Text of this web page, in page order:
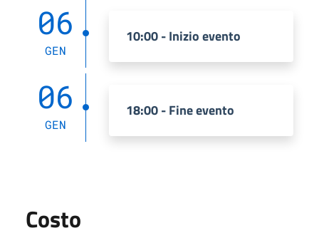
06
GEN
10:00 - Inizio evento
06
GEN
18:00 - Fine evento
Costo